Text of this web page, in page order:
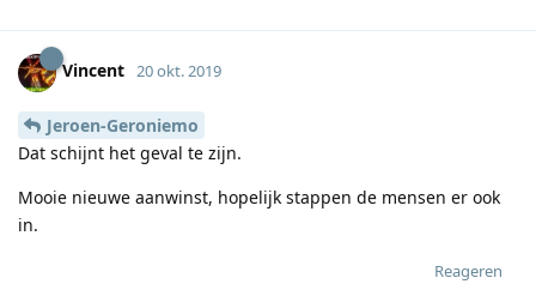
Vincent 20 okt. 2019
Jeroen-Geroniemo
Dat schijnt het geval te zijn.
Mooie nieuwe aanwinst, hopelijk stappen de mensen er ook
in.
Reageren